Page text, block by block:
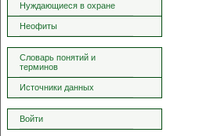
Нуждающиеся в охране
Неофиты
Словарь понятий и
терминов
Источники данных
Войти